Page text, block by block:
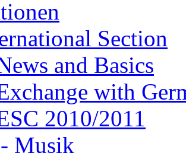
Section
and Basics
with
2010/2011
Musik